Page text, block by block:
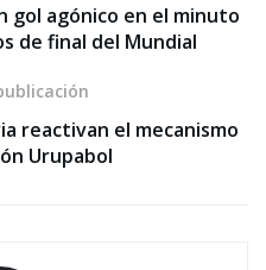
gol agónico en el minuto
de final del Mundial
reactivan el mecanismo
Urupabol